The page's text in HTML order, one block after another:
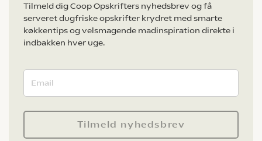
Tilmeld dig Coop Opskrifters nyhedsbrev og få
serveret dugfriske opskrifter krydret med smarte
køkkentips og velsmagende madinspiration direkte i
indbakken hver uge.
Tilmeld nyhedsbrev